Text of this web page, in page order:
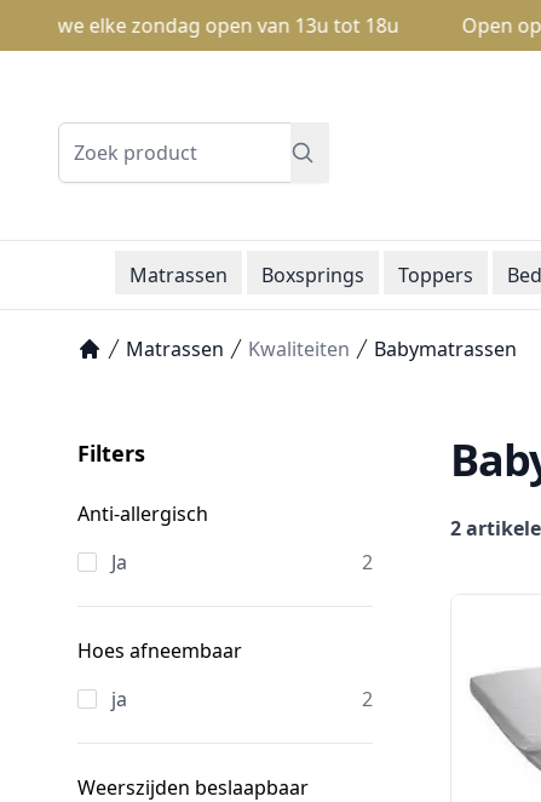
elke zondag open van 13u tot 18u Open op
Zoeken
Matrassen Boxsprings Toppers
Matrassen Kwaliteiten Babymatrassen
Filters
Anti-allergisch
Ja
2
Hoes afneembaar
ja
2
Weerszijden beslaapbaar
2